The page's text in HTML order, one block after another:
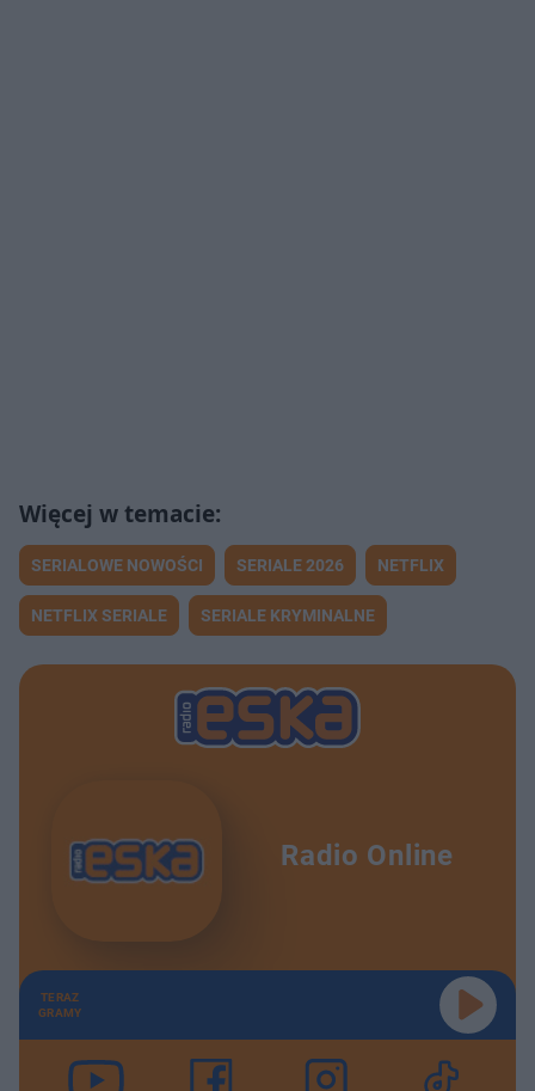
SERIALOWE NOWOŚCI SERIALE 2026 NETFLIX
NETFLIX SERIALE SERIALE KRYMINALNE
Radio Online
TERAZ
GRAMY